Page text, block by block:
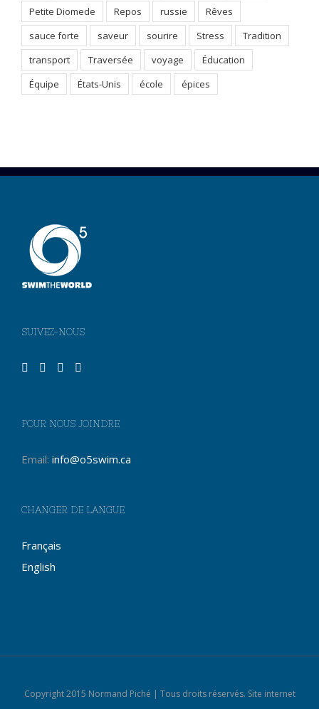
Petite Diomede
Repos russie
Rêves
sauce forte
saveur sourire Stress
Tradition
transport
Traversée voyage
Éducation
Équipe
États-Unis école épices
SUIVEZ-NOUS
POUR NOUS JOINDRE
Email: info@o5swim.ca
CHANGER DE LANGUE
Français
English
Copyright 2015 Normand Piché | Tous droits réservés. Site internet